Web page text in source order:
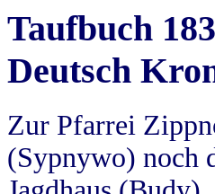
Taufbuch
Deutsch
Zur Pfarrei
(Sypnywo) noch